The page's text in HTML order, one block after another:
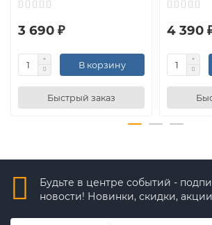
3 690 ₽
В корзину
Быстрый заказ
4 390
Будьте в центре событий -
новости! Новинки, скидки,